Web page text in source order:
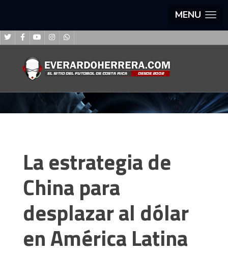
MENU
La estrategia de
China para
desplazar al dólar
en América Latina